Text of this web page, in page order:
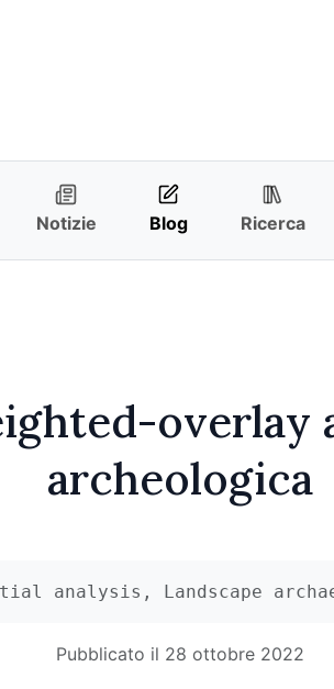
Notizie Blog Ricerca
overlay
archeologica
analysis, Landscape
Pubblicato il 28 ottobre 2022